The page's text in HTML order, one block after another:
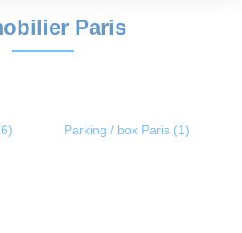
IMMOBILIÈRE
Paris
Parking / box Paris (1)